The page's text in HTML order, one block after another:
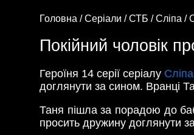
Головна /Серіали /СТБ /Сліпа /
Покійний чоловік
Героїня 14 серії серіалу
доглянути за сином. Вранці
Таня пішла за порадою до
просить дружину доглянути